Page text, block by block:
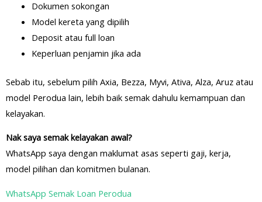
Dokumen sokongan
Model kereta yang dipilih
Deposit atau full loan
Keperluan penjamin jika ada
Sebab itu, sebelum pilih Axia, Bezza, Myvi, Ativa, Alza, Aruz atau
model Perodua lain, lebih baik semak dahulu kemampuan dan
kelayakan.
Nak saya semak kelayakan awal?
WhatsApp saya dengan maklumat asas seperti gaji, kerja,
model pilihan dan komitmen bulanan.
WhatsApp Semak Loan Perodua